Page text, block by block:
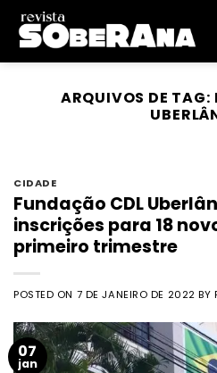
Skip
content
ARQUIVOS DE TAG:
CIDADE
Fundação CDL
inscrições para 18
primeiro trimestre
POSTED ON 7 DE JANEIRO DE 2022 BY
07
jan